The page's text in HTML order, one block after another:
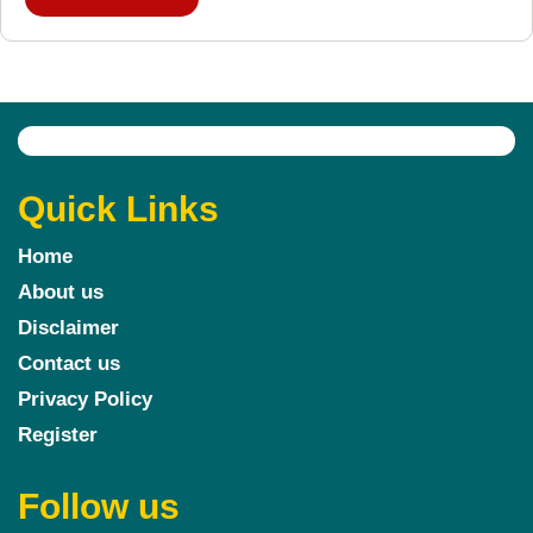
Quick Links
Home
About us
Disclaimer
Contact us
Privacy Policy
Register
Follow us